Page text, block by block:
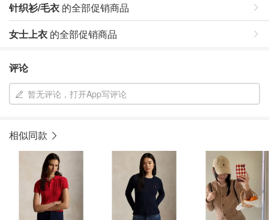
针织衫/毛衣 的全部促销商品
女士上衣 的全部促销商品
评论
暂无评论，打开App写评论
相似同款